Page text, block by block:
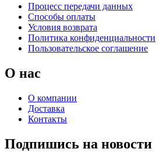
Процесс передачи данных
Способы оплаты
Условия возврата
Политика конфиденциальности
Пользовательское соглашение
О нас
О компании
Доставка
Контакты
Подпишись на новости